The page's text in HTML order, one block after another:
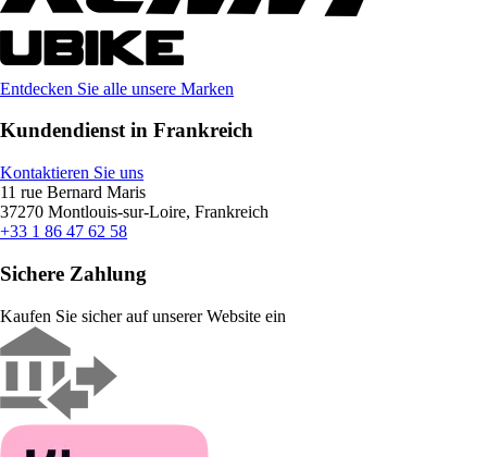
Entdecken Sie alle unsere Marken
Kundendienst in Frankreich
Kontaktieren Sie uns
11 rue Bernard Maris
37270 Montlouis-sur-Loire, Frankreich
+33 1 86 47 62 58
Sichere Zahlung
Kaufen Sie sicher auf unserer Website ein